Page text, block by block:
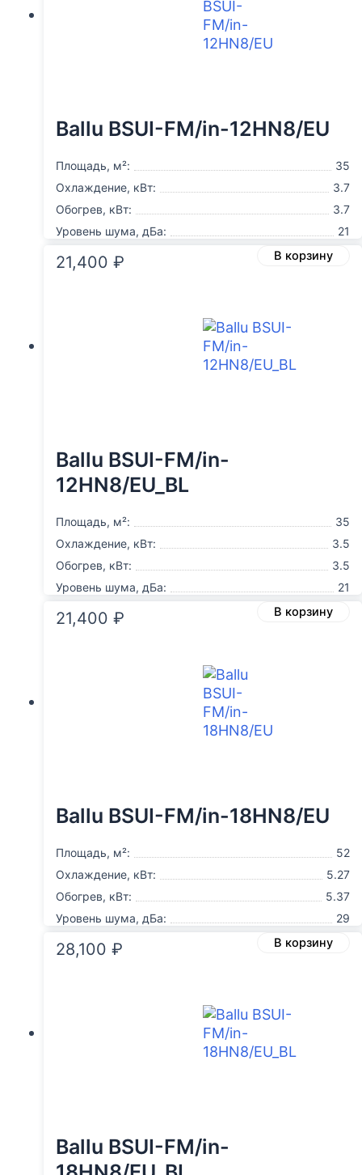
Ballu BSUI-FM/in-12HN8/EU
Площадь, м²:
35
Охлаждение, кВт:
3.7
Обогрев, кВт:
3.7
Уровень шума, дБа:
21
21,400 ₽ В корзину
Ballu BSUI-FM/in-
12HN8/EU_BL
Площадь, м²:
35
Охлаждение, кВт:
3.5
Обогрев, кВт:
3.5
Уровень шума, дБа:
21
21,400 ₽ В корзину
Ballu BSUI-FM/in-18HN8/EU
Площадь, м²:
52
Охлаждение, кВт:
5.27
Обогрев, кВт:
5.37
Уровень шума, дБа:
29
28,100 ₽ В корзину
Ballu BSUI-FM/in-